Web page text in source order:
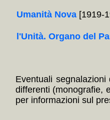
Umanità Nova [1919-
l'Unità. Organo del
Eventuali
differenti (monografie,
per informazioni sul